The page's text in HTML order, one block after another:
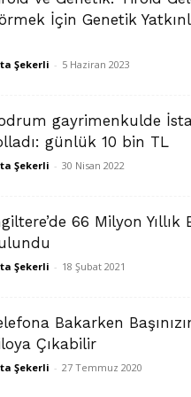
İçin Genetik
Şekerli - 5 Haziran 2023
gayrimenkulde
günlük 10 bin TL
Şekerli - 30 Nisan 2022
66 Milyon Yıllık
Şekerli - 18 Şubat 2021
Bakarken
Çıkabilir
Şekerli - 27 Temmuz 2020